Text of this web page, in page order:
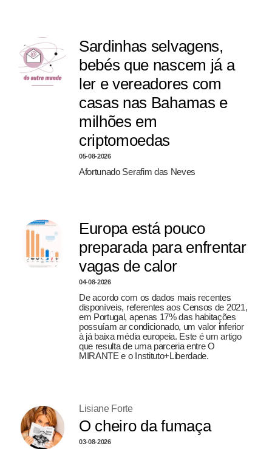
Sardinhas selvagens,
bebés que nascem já a
ler e vereadores com
casas nas Bahamas e
milhões em
criptomoedas
05-08-2026
Afortunado Serafim das Neves
Europa está pouco
preparada para enfrentar
vagas de calor
04-08-2026
De acordo com os dados mais recentes
disponíveis, referentes aos Censos de 2021,
em Portugal, apenas 17% das habitações
possuíam ar condicionado, um valor inferior
à já baixa média europeia. Este é um artigo
que resulta de uma parceria entre O
MIRANTE e o Instituto+Liberdade.
Lisiane Forte
O cheiro da fumaça
03-08-2026